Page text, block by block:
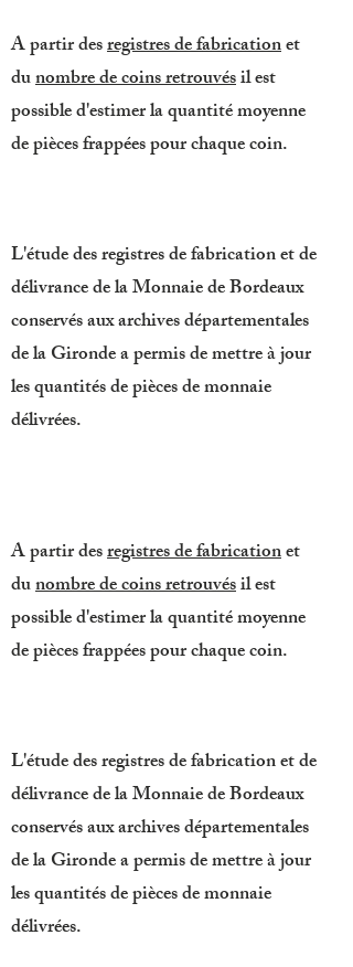
L'étude des registres de fabrication et de
délivrance de la Monnaie de Bordeaux
conservés aux archives départementales
de la Gironde a permis de mettre à jour
les quantités de pièces de monnaie
délivrées.
L'étude des registres de fabrication et de
délivrance de la Monnaie de Bordeaux
conservés aux archives départementales
de la Gironde a permis de mettre à jour
les quantités de pièces de monnaie
délivrées.
A partir desregistres de fabricationet
dunombre de coins retrouvésil est
possible d'estimer la quantité moyenne
de pièces frappées pour chaque coin.
A partir desregistres de fabricationet
dunombre de coins retrouvésil est
possible d'estimer la quantité moyenne
de pièces frappées pour chaque coin.